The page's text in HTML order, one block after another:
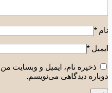
*
*
ذخیره نام، ایمیل و وبسایت من
دیدگاهی می‌نویسم.